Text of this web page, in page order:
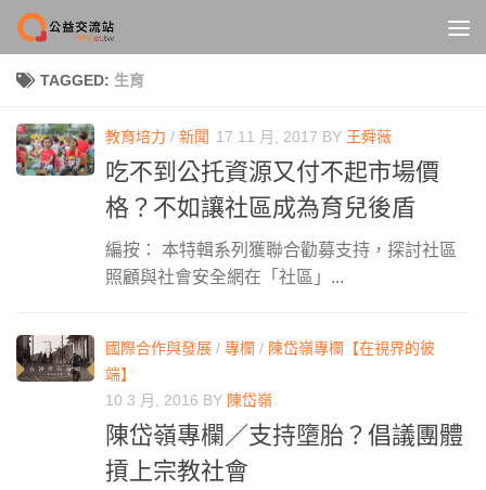
Skip to content
TAGGED: 生育
教育培力 / 新聞 17 11 月, 2017 BY 王舜薇
吃不到公托資源又付不起市場價
格？不如讓社區成為育兒後盾
編按： 本特輯系列獲聯合勸募支持，探討社區
照顧與社會安全網在「社區」...
國際合作與發展 / 專欄 / 陳岱嶺專欄【在視界的彼
端】
10 3 月, 2016 BY 陳岱嶺
陳岱嶺專欄／支持墮胎？倡議團體
摃上宗教社會